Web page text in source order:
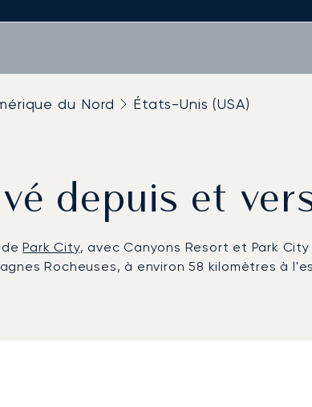
du Nord États-Unis (USA)
depuis et
dePark City, avec Canyons Resort et Park
Rocheuses, à environ 58 kilomètres à